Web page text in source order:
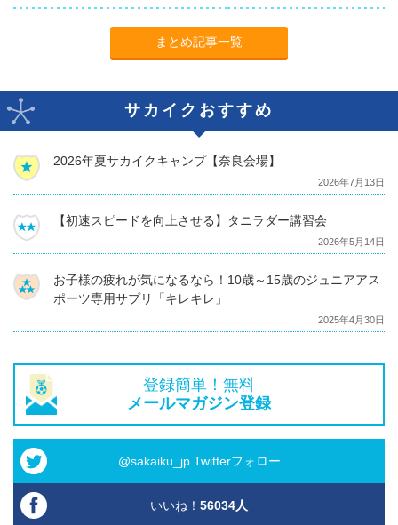
まとめ記事一覧
サカイクおすすめ
2026年夏サカイクキャンプ【奈良会場】
2026年7月13日
【初速スピードを向上させる】タニラダー講習会
2026年5月14日
お子様の疲れが気になるなら！10歳～15歳のジュニアアス
ポーツ専用サプリ「キレキレ」
2025年4月30日
登録簡単！無料
メールマガジン登録
@sakaiku_jp Twitterフォロー
いいね！ 56034人